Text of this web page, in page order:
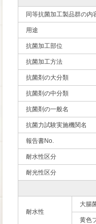
同等抗菌加工製品群の内
用途
抗菌加工部位
抗菌加工方法
抗菌剤の大分類
抗菌剤の中分類
抗菌剤の一般名
抗菌力試験実施機関名
報告書No.
耐水性区分
耐光性区分
耐水性
大腸
黄色